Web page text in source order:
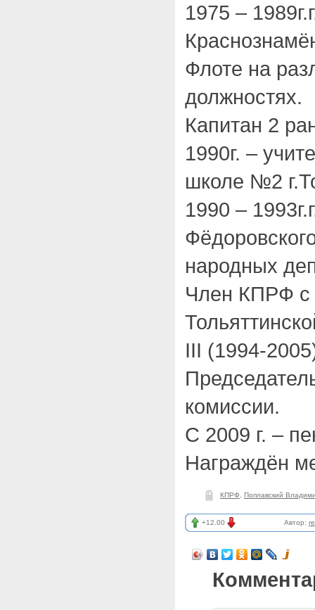
1975 –
Флоте на
должностях.
Капитан 2
1990г. –
школе №2
1990 –
народных
Член КПРФ с
III (1994-
комиссии.
С 2009 г. –
Награждён
КПРФ Поплавский
+12.00 Автор: